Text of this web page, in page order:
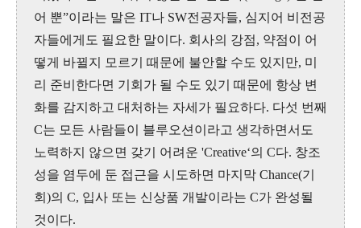
어 뿐”이라는 말은 IT나 SW전공자들, 심지어 비전공
자들에게도 필요한 말이다. 회사의 강점, 약점이 어
떻게 바뀔지 모르기 때문에 불안할 수도 있지만, 미
리 준비한다면 기회가 될 수도 있기 때문에 항상 변
화를 감지하고 대처하는 자세가 필요하다. 다섯 번째
C는 모든 사람들이 블루오션이라고 생각하면서도
노력하지 않으면 갖기 어려운 'Creative‘의 C다. 창조
성을 염두에 둔 접근을 시도하면 마지막 Chance(기
회)의 C, 입사 또는 신상품 개발이라는 C가 완성될
것이다.